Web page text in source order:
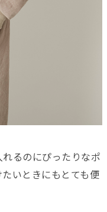
るのにぴったりなポ
いときにもとても便